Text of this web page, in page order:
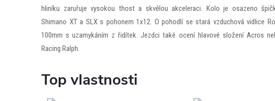
hliníku zaruřuje vysokou thost a skvělou akceleraci. Kolo je osazeno
Shimano XT a SLX s pohonem 1x12. O pohodlí se stará vzduchová vidlice
100mm s uzamykáním z řidítek. Jezdci také ocení hlavové složení Acros
Racing Ralph.
Top vlastnosti